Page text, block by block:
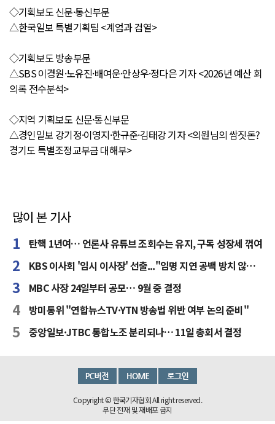
◇기획보도 신문·통신부문
△한국일보 특별기획팀 <계엄과 검열>
◇기획보도 방송부문
△SBS 이경원·노유진·배여운·안상우·정다은 기자 <2026년 예산 회
의록 전수분석>
◇지역 기획보도 신문·통신부문
△경인일보 강기정·이영지·한규준·김태강 기자 <의원님의 쌈짓돈?
경기도 특별조정교부금 대해부>
많이 본 기사
탄핵 1년여… 언론사 유튜브 조회수는 유지, 구독 성장세 꺾여
KBS 이사회 '임시 이사장' 선출..."임명 지연 공백 방치 않을 것"
MBC 사장 24일부터 공모… 9월 중 결정
방미통위 "연합뉴스TV·YTN 방송법 위반 여부 논의 준비"
중앙일보·JTBC 통합노조 분리되나… 11일 총회서 결정
Copyright © 한국기자협회 All right reserved.
무단 전재 및 재배포 금지